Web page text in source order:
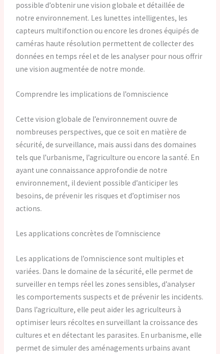
possible d’obtenir une vision globale et détaillée de
notre environnement. Les lunettes intelligentes, les
capteurs multifonction ou encore les drones équipés de
caméras haute résolution permettent de collecter des
données en temps réel et de les analyser pour nous offrir
une vision augmentée de notre monde.
Comprendre les implications de l’omniscience
Cette vision globale de l’environnement ouvre de
nombreuses perspectives, que ce soit en matière de
sécurité, de surveillance, mais aussi dans des domaines
tels que l’urbanisme, l’agriculture ou encore la santé. En
ayant une connaissance approfondie de notre
environnement, il devient possible d’anticiper les
besoins, de prévenir les risques et d’optimiser nos
actions.
Les applications concrètes de l’omniscience
Les applications de l’omniscience sont multiples et
variées. Dans le domaine de la sécurité, elle permet de
surveiller en temps réel les zones sensibles, d’analyser
les comportements suspects et de prévenir les incidents.
Dans l’agriculture, elle peut aider les agriculteurs à
optimiser leurs récoltes en surveillant la croissance des
cultures et en détectant les parasites. En urbanisme, elle
permet de simuler des aménagements urbains avant